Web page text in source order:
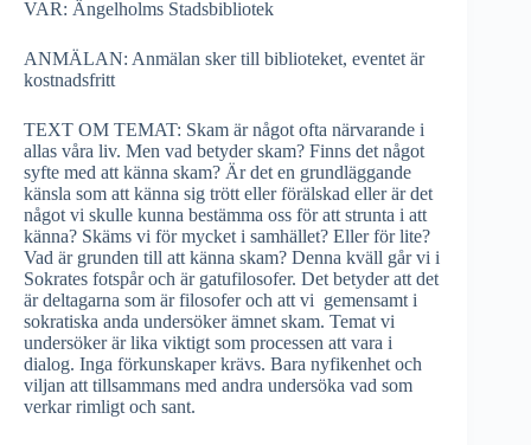
VAR: Ängelholms Stadsbibliotek
ANMÄLAN: Anmälan sker till biblioteket, eventet är
kostnadsfritt
TEXT OM TEMAT: Skam är något ofta närvarande i
allas våra liv. Men vad betyder skam? Finns det något
syfte med att känna skam? Är det en grundläggande
känsla som att känna sig trött eller förälskad eller är det
något vi skulle kunna bestämma oss för att strunta i att
känna? Skäms vi för mycket i samhället? Eller för lite?
Vad är grunden till att känna skam? Denna kväll går vi i
Sokrates fotspår och är gatufilosofer. Det betyder att det
är deltagarna som är filosofer och att vi gemensamt i
sokratiska anda undersöker ämnet skam. Temat vi
undersöker är lika viktigt som processen att vara i
dialog. Inga förkunskaper krävs. Bara nyfikenhet och
viljan att tillsammans med andra undersöka vad som
verkar rimligt och sant.